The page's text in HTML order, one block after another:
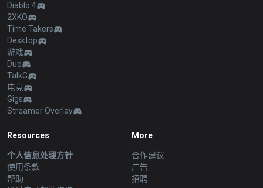
Diablo 4
2XKO
Time Takers
Desktop
游戏
Duo
TalkG
电竞
Gigs
Streamer Overlay
Resources
个人信息处理方针
使用条款
帮助
More
合作建议
广告
招聘